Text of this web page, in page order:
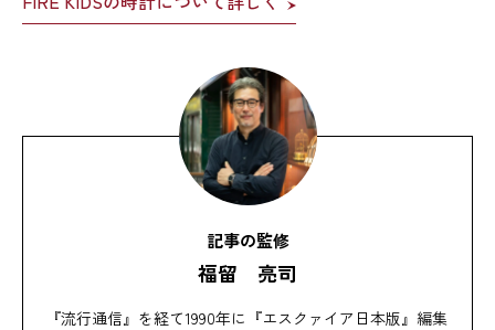
記事の監修
福留 亮司
『流行通信』を経て1990年に『エスクァイア日本版』編集